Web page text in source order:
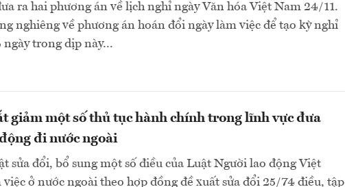
ra hai phương án về lịch nghỉ ngày Văn hóa Việt Nam 24/11.
nghiêng về phương án hoán đổi ngày làm việc để tạo kỳ nghỉ
trong dịp này...
giảm một số thủ tục hành chính trong lĩnh vực đưa
đi nước ngoài
sửa đổi, bổ sung một số điều của Luật Người lao động Việt
ở nước ngoài theo hợp đồng đề xuất sửa đổi 25/74 điều, tập